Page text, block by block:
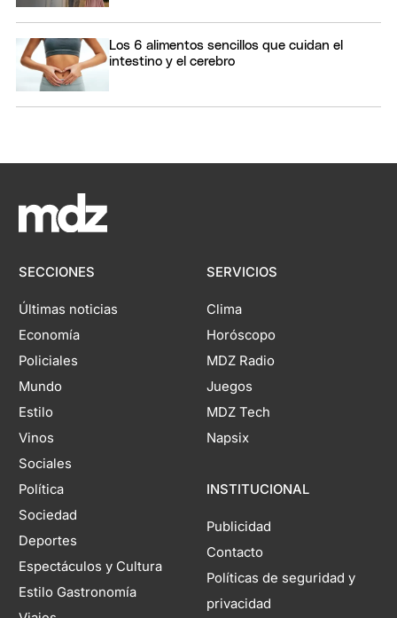
Los 6 alimentos sencillos que cuidan el
intestino y el cerebro
SECCIONES
Últimas noticias
Economía
Policiales
Mundo
Estilo
Vinos
Sociales
Política
Sociedad
Deportes
Espectáculos y Cultura
Estilo Gastronomía
SERVICIOS
Clima
Horóscopo
MDZ Radio
Juegos
MDZ Tech
Napsix
INSTITUCIONAL
Publicidad
Contacto
Políticas de seguridad y
privacidad